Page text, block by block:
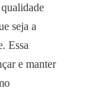
seja a
Essa
e manter